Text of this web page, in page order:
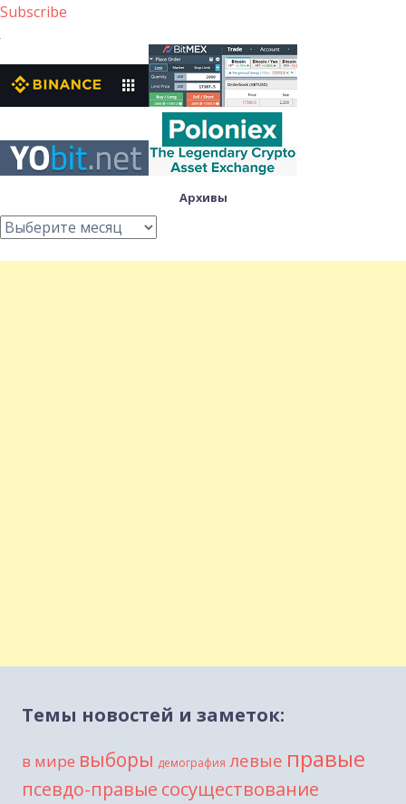
Subscribe
Архивы
Архивы
Темы новостей и заметок:
в мире выборы демография левые правые
псевдо-правые сосуществование